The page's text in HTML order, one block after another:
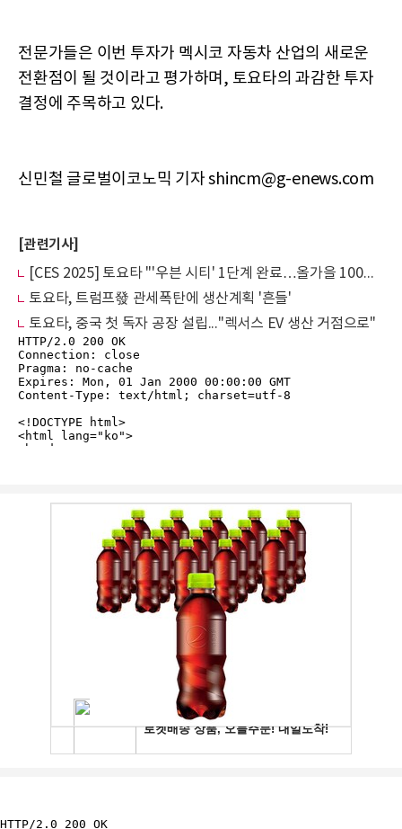
전문가들은 이번 투자가 멕시코 자동차 산업의 새로운
전환점이 될 것이라고 평가하며, 토요타의 과감한 투자
결정에 주목하고 있다.
신민철 글로벌이코노믹 기자 shincm@g-enews.com
[관련기사]
[CES 2025] 토요타 "'우븐 시티' 1단계 완료…올가을 100명 입주"
토요타, 트럼프發 관세폭탄에 생산계획 '흔들'
토요타, 중국 첫 독자 공장 설립..."렉서스 EV 생산 거점으로"